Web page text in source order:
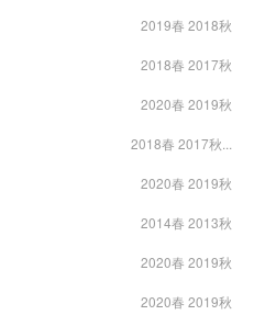
2019春 2018秋
2018春 2017秋
2020春 2019秋
2018春 2017秋...
2020春 2019秋
2014春 2013秋
2020春 2019秋
2020春 2019秋